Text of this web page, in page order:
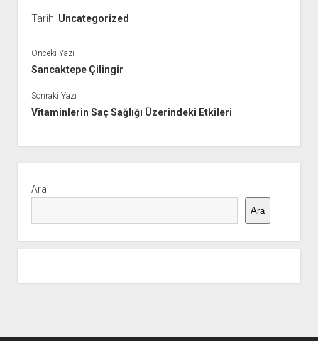
Tarih: Uncategorized
Önceki Yazı
Sancaktepe Çilingir
Sonraki Yazı
Vitaminlerin Saç Sağlığı Üzerindeki Etkileri
Menü
Ara
Ara